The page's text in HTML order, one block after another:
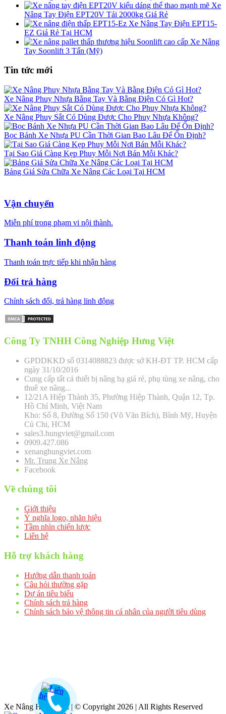
Xe
Nâng Tay Điện EPT20V Tải 2000kg Giá Rẻ
Xe Nâng Tay Điện EPT15-
EZ Giá Rẻ Tại HCM
Xe Nâng
Tay Soonlift 3 Tấn (Mỹ)
Tin tức mới
Xe Nâng Phuy Nhựa Bằng Tay Và Bằng Điện Có Gì Hot?
Xe Nâng Phuy Sắt Có Dùng Được Cho Phuy Nhựa Không?
Bọc Bánh Xe Nhựa PU Cần Thời Gian Bao Lâu Để Ổn Định?
Tại Sao Giá Càng Kẹp Phuy Mỗi Nơi Bán Mỗi Khác?
Bảng Giá Sửa Chữa Xe Nâng Các Loại Tại HCM
Vận chuyển
Miễn phí trong phạm vi nội thành.
Thanh toán linh động
Thanh toán trực tiếp khi nhận hàng
Đổi trả hàng
Chính sách đổi, trả hàng linh động
Công Ty TNHH Công Nghiệp Hưng Việt
GPDDKKD số 0314088823 được sở KH-ĐT TP. HCM cấp
ngày 31/10/2016
Cung cấp tất cả thiết bị nâng hạ giá rẻ, phụ tùng xe nâng, cho
thuê xe nâng...
12/21A Hiệp Thành 35, Phường Hiệp Thành, Quận 12, Tp.
Hồ Chí Minh, Việt Nam
Kho: Số 8, Đường Số 150 (Võ Văn Bích), Bình Mỹ, Huyện
Củ Chi, HCM
sales3.hungviet@gmail.com
0909.427.086
xenanghungviet.com
Mr. Trung Xe Nâng
Facebook
Về chúng tôi
Giới thiệu
Ý nghĩa logo, nhãn hiệu
Tầm nhìn chiến lược
Liên hệ
Hỗ trợ khách hàng
Hướng dẫn thanh toán
Câu hỏi thường gặp
Dự án tiêu biểu
Chính sách trả hàng
Chính sách bảo vệ thông tin cá nhân của người tiêu dùng
Xe Nâng Hưng Việt | © Copyright 2026 | All Rights Reserved